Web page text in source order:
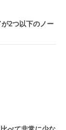
2つ以下のノー